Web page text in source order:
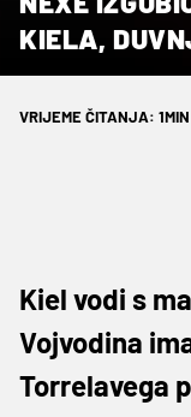
KIELA,
VRIJEME ČITANJA:
Kiel vodi s
Vojvodina
Torrelavega